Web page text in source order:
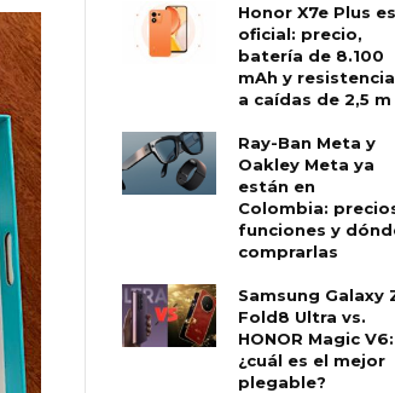
Honor X7e Plus es
oficial: precio,
batería de 8.100
mAh y resistencia
a caídas de 2,5 m
Ray-Ban Meta y
Oakley Meta ya
están en
Colombia:
funciones y
comprarlas
Samsung Galaxy
Fold8 Ultra vs.
HONOR Magic V6:
¿cuál es el mejor
plegable?